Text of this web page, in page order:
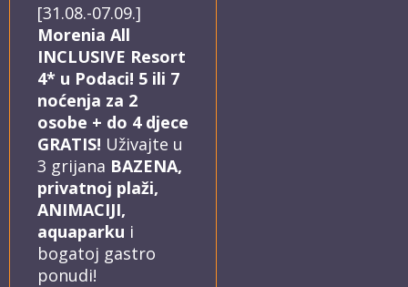
[31.08.-07.09.]
Morenia All
INCLUSIVE Resort
4* u Podaci! 5 ili 7
noćenja za 2
osobe + do 4 djece
GRATIS! Uživajte u
3 grijana BAZENA,
privatnoj plaži,
ANIMACIJI,
aquaparku i
bogatoj gastro
ponudi!